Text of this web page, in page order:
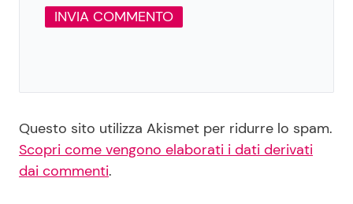
Questo sito utilizza Akismet per ridurre lo spam.
Scopri come vengono elaborati i dati derivati
dai commenti.